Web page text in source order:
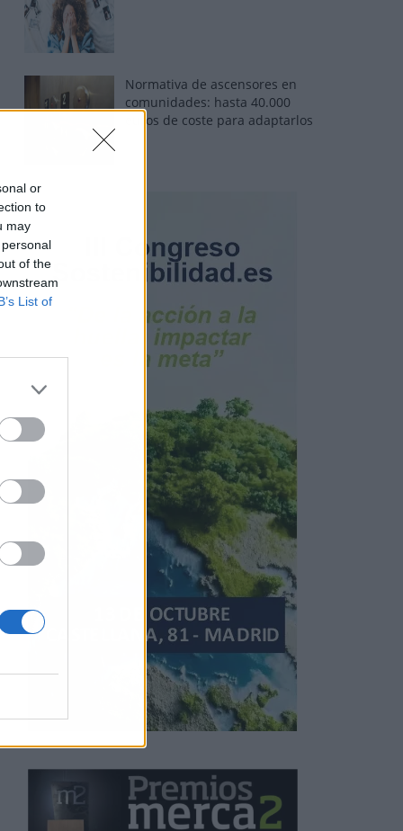
or
to
may
of the
List of
Normativa de ascensores en
comunidades: hasta 40.000
euros de coste para adaptarlos